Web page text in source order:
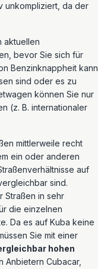
unkompliziert, da der
aktuellen
bevor Sie sich für
Benzinknappheit kann
sind oder es zu
können Sie nur
(z. B. internationaler
mittlerweile recht
ein oder anderen
auf
sind.
Straßen in sehr
die einzelnen
Da es auf Kuba keine
Sie mit einer
hohen
Anbietern Cubacar,